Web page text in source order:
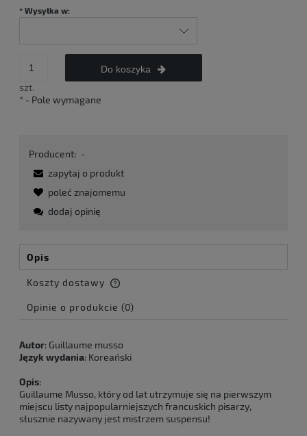
* Wysyłka w:
szt.
Do koszyka
* - Pole wymagane
Producent: -
zapytaj o produkt
poleć znajomemu
dodaj opinię
Opis
Koszty dostawy
Cena nie zawiera ewentualnych kosztów płatności
Opinie o produkcie (0)
Autor: Guillaume musso
Język wydania: Koreański
Opis:
Guillaume Musso, który od lat utrzymuje się na pierwszym
miejscu listy najpopularniejszych francuskich pisarzy,
słusznie nazywany jest mistrzem suspensu!